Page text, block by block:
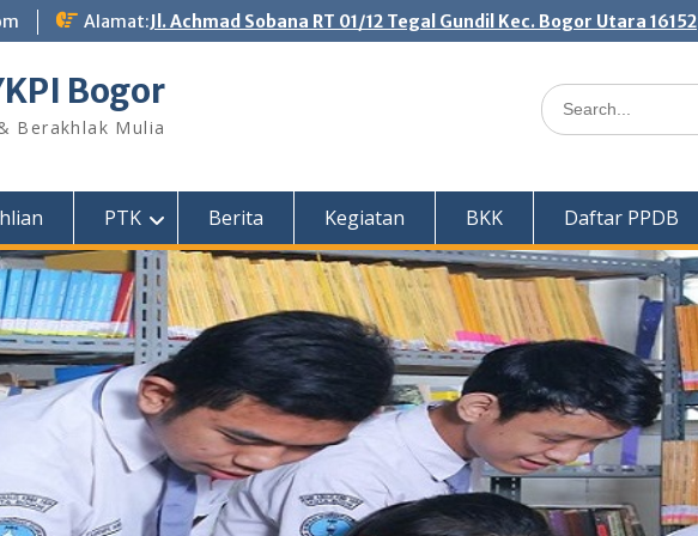
Alamat:Jl. Achmad Sobana RT 01/12 Tegal Gundil Kec. Bogor Utara 16152
Bogor
Berakhlak Mulia
Search
for:
PTK Berita Kegiatan BKK Daftar PPDB